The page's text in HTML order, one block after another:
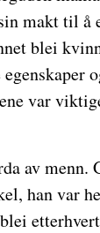
makt til å
blei
var
av menn.
han var